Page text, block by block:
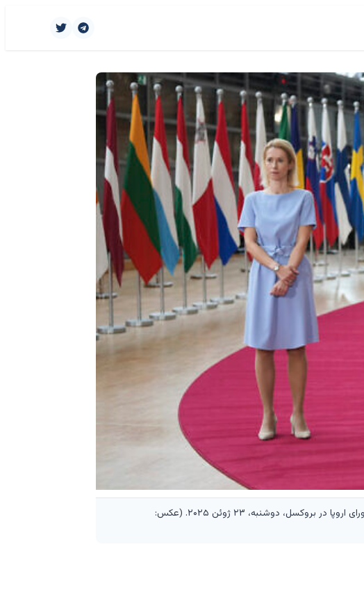
کایا کالاس، مسئول سیاست خارجی اتحادیه اروپا، هنگام ورود به نشست وزرای خارجه اتحادیه اروپا در ساختمان شورای اروپا در بروکسل، دوشنبه، ۲۳ ژوئن ۲۰۲۵. (عکس: